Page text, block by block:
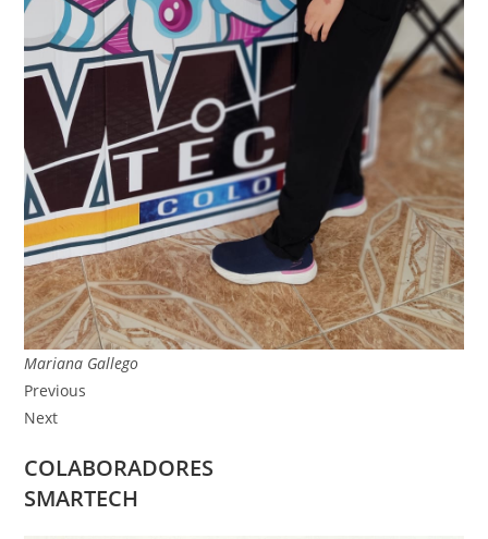
Mariana Gallego
Previous
Next
COLABORADORES
SMARTECH